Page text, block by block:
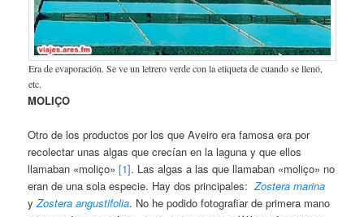
Era de evaporación. Se ve un letrero verde con la etiqueta de cuando se llenó,
etc.
MOLIÇO
Otro de los productos por los que Aveiro era famosa era por
recolectar unas algas que crecían en la laguna y que ellos
llamaban «moliço» [1]. Las algas a las que llamaban «moliço» no
eran de una sola especie. Hay dos principales:Zostera marina
yZostera angustifolia. No he podido fotografiar de primera mano